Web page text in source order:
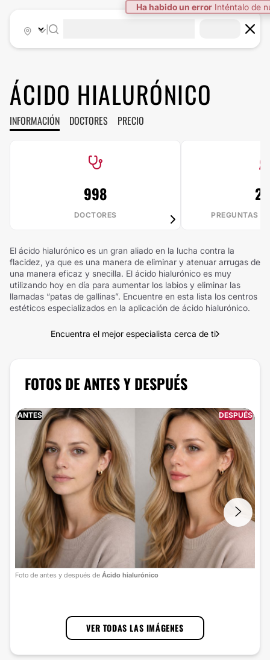
Ha habido un error Inténtalo de
ÁCIDO HIALURÓNICO
INFORMACIÓN DOCTORES PRECIO
998
DOCTORES PREGUNTAS
El ácido hialurónico es un gran aliado en la lucha contra la
flacidez, ya que es una manera de eliminar y atenuar arrugas de
una manera eficaz y snecilla. El ácido hialurónico es muy
utilizando hoy en día para aumentar los labios y eliminar las
llamadas “patas de gallinas”. Encuentre en esta lista los centros
estéticos especializados en la aplicación de ácido hialurónico.
Encuentra el mejor especialista cerca de ti
FOTOS DE ANTES Y DESPUÉS
ANTES DESPUÉS
Foto de antes y después de Ácido hialurónico
VER TODAS LAS IMÁGENES